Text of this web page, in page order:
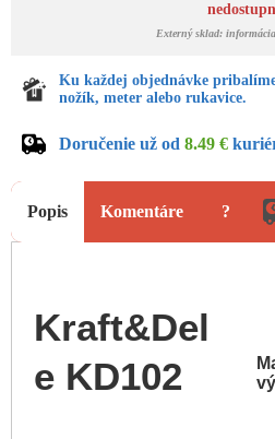
Externý sklad:
Ku každej objednávke
nožík, meter alebo rukavice.
Doručenie už od 8.49 €
Popis Komentáre ?
Kraft&Del
e KD102